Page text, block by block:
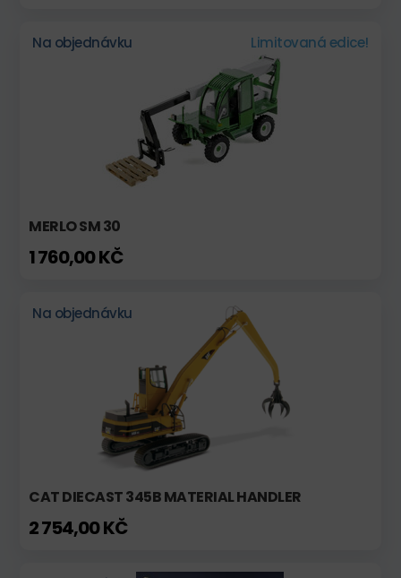
Na objednávku Limitovaná edice!
MERLO SM 30
1 760,00 KČ
Na objednávku
CAT DIECAST 345B MATERIAL HANDLER
2 754,00 KČ